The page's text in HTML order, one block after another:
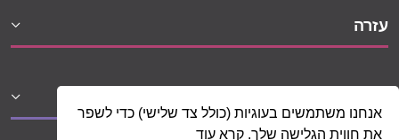
אנחנו משתמשים בעוגיות (כולל צד שלישי) כדי לשפר
את חווית הגלישה שלך. קרא עוד
עזרה